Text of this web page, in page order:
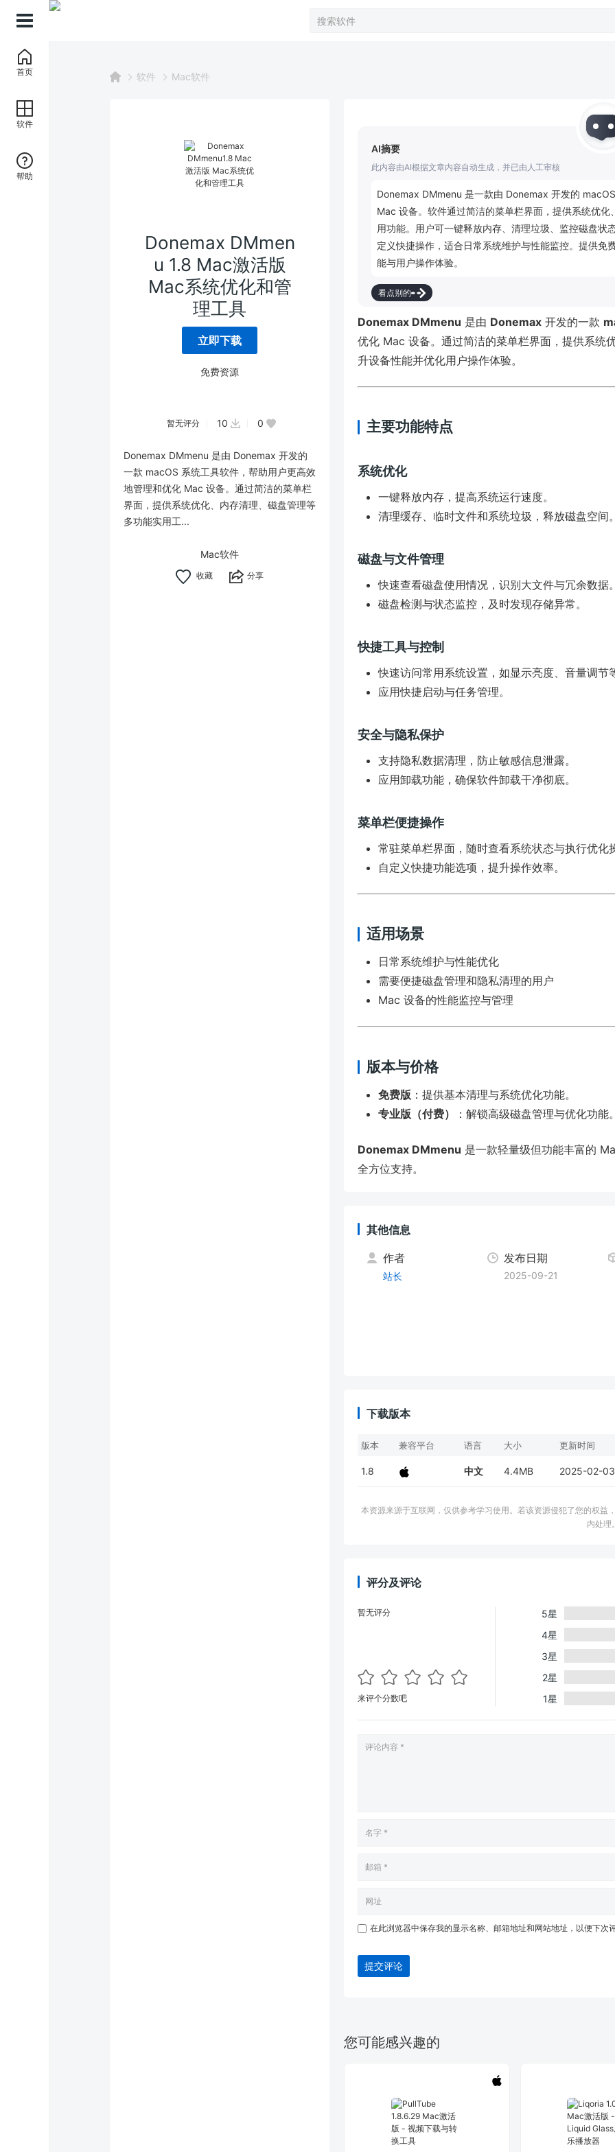
软件 Mac软件
Donemax DMmen
u 1.8 Mac激活版
Mac系统优化和管
理工具
立即下载
免费资源
暂无评分 10 0
Donemax DMmenu 是由 Donemax 开发的
一款 macOS 系统工具软件，帮助用户更高效
地管理和优化 Mac 设备。通过简洁的菜单栏
界面，提供系统优化、内存清理、磁盘管理等
多功能实用工...
Mac软件
分享
AI摘要
此内容由AI根据文章内容自动生成，并已由人工审核
Donemax DMmenu 是一款由 Donemax 开发的
Mac 设备。软件通过简洁的菜单栏界面，提供系统优
用功能。用户可一键释放内存、清理垃圾、监控磁盘状
定义快捷操作，适合日常系统维护与性能监控。提供免
能与用户操作体验。
看点别的
Donemax DMmenu 是由 Donemax 开发的一款
优化 Mac 设备。通过简洁的菜单栏界面，提供系统
升设备性能并优化用户操作体验。
主要功能特点
系统优化
一键释放内存，提高系统运行速度。
清理缓存、临时文件和系统垃圾，释放磁盘空间。
磁盘与文件管理
快速查看磁盘使用情况，识别大文件与冗余数据。
磁盘检测与状态监控，及时发现存储异常。
快捷工具与控制
快速访问常用系统设置，如显示亮度、音量调节
应用快捷启动与任务管理。
安全与隐私保护
支持隐私数据清理，防止敏感信息泄露。
应用卸载功能，确保软件卸载干净彻底。
菜单栏便捷操作
常驻菜单栏界面，随时查看系统状态与执行优化
自定义快捷功能选项，提升操作效率。
适用场景
日常系统维护与性能优化
需要便捷磁盘管理和隐私清理的用户
Mac 设备的性能监控与管理
版本与价格
免费版 ：提供基本清理与系统优化功能。
专业版（付费）
：解锁高级磁盘管理与优化功能。
Donemax DMmenu 是一款轻量级但功能丰富的
全方位支持。
其他信息
作者
站长
发布日期
2025-09-21
下载版本
版本 兼容平台 语言 大小 更新时间
1.8 中文 4.4MB 2025-02-03
本资源来源于互联网，仅供参考学习使用。若该资源侵犯了您的权
内处理。
评分及评论
暂无评分
来评个分数吧
5星
4星
3星
2星
1星
在此浏览器中保存我的显示名称、邮箱地址和网站地址，以便下次
提交评论
您可能感兴趣的
首页
软件
帮助